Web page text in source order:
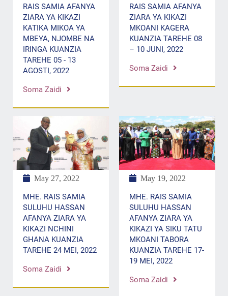
RAIS SAMIA AFANYA
ZIARA YA KIKAZI
KATIKA MIKOA YA
MBEYA, NJOMBE NA
IRINGA KUANZIA
TAREHE 05 - 13
AGOSTI, 2022
Soma Zaidi
RAIS SAMIA AFANYA
ZIARA YA KIKAZI
MKOANI KAGERA
KUANZIA TAREHE 08
– 10 JUNI, 2022
Soma Zaidi
May 27, 2022
MHE. RAIS SAMIA
SULUHU HASSAN
AFANYA ZIARA YA
KIKAZI NCHINI
GHANA KUANZIA
TAREHE 24 MEI, 2022
Soma Zaidi
May 19, 2022
MHE. RAIS SAMIA
SULUHU HASSAN
AFANYA ZIARA YA
KIKAZI YA SIKU TATU
MKOANI TABORA
KUANZIA TAREHE 17-
19 MEI, 2022
Soma Zaidi